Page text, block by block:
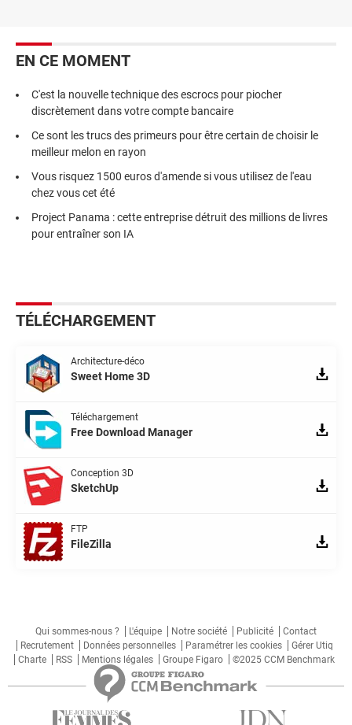
EN CE MOMENT
C'est la nouvelle technique des escrocs pour piocher
discrètement dans votre compte bancaire
Ce sont les trucs des primeurs pour être certain de choisir le
meilleur melon en rayon
Vous risquez 1500 euros d'amende si vous utilisez de l'eau
chez vous cet été
Project Panama : cette entreprise détruit des millions de livres
pour entraîner son IA
TÉLÉCHARGEMENT
Architecture-déco
Sweet Home 3D
Téléchargement
Free Download Manager
Conception 3D
SketchUp
FTP
FileZilla
Qui sommes-nous ? L'équipe Notre société Publicité
Contact
Recrutement
Données personnelles Paramétrer les cookies
Gérer Utiq
Charte
RSS Mentions légales Groupe Figaro ©2025 CCM Benchmark